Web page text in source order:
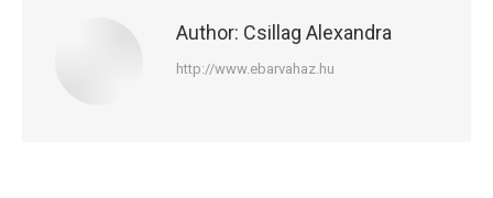
Author: Csillag Alexandra
http://www.ebarvahaz.hu